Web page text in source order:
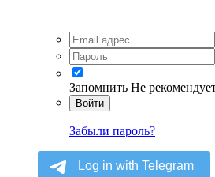
Запомнить Не
Войти
Забыли пароль?